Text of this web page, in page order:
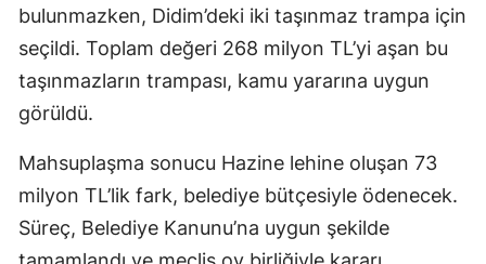
bulunmazken, Didim’deki iki taşınmaz trampa için
seçildi. Toplam değeri 268 milyon TL’yi aşan bu
taşınmazların trampası, kamu yararına uygun
görüldü.
Mahsuplaşma sonucu Hazine lehine oluşan 73
milyon TL’lik fark, belediye bütçesiyle ödenecek.
Süreç, Belediye Kanunu’na uygun şekilde